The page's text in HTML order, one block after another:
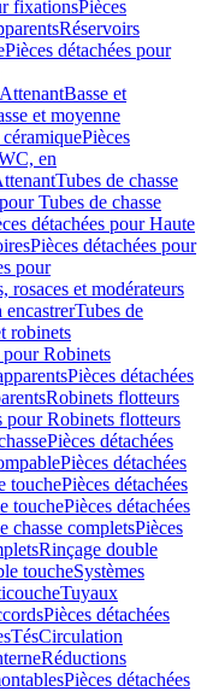
fixationsPièces
Réservoirs
Pièces détachées pour
Basse et
et moyenne
Pièces
en
Tubes de chasse
Tubes de chasse
détachées pour Haute
Pièces détachées pour
pour
rosaces et modérateurs
encastrerTubes de
robinets
pour Robinets
Pièces détachées
Robinets flotteurs
pour Robinets flotteurs
Pièces détachées
Pièces détachées
touchePièces détachées
touchePièces détachées
chasse completsPièces
Rinçage double
toucheSystèmes
Tuyaux
Pièces détachées
TésCirculation
Réductions
Pièces détachées